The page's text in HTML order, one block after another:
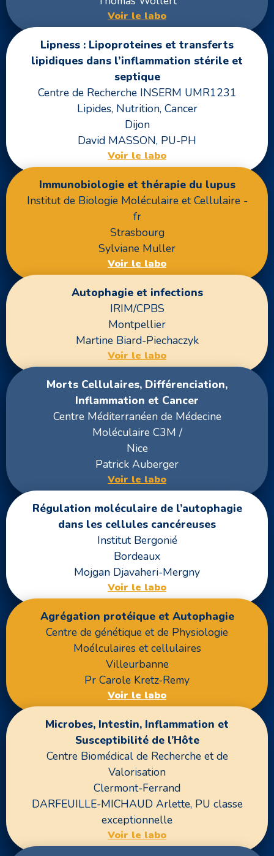
Voir le labo
Lipness : Lipoproteines et transferts
lipidiques dans l’inflammation stérile et
septique
Centre de Recherche INSERM UMR1231
Lipides, Nutrition, Cancer
Dijon
David MASSON, PU-PH
Voir le labo
Immunobiologie et thérapie du lupus
Institut de Biologie Moléculaire et Cellulaire -
fr
Strasbourg
Sylviane Muller
Voir le labo
Autophagie et infections
IRIM/CPBS
Montpellier
Martine Biard-Piechaczyk
Voir le labo
Morts Cellulaires, Différenciation,
Inflammation et Cancer
Centre Méditerranéen de Médecine
Moléculaire C3M /
Nice
Patrick Auberger
Voir le labo
Régulation moléculaire de l’autophagie
dans les cellules cancéreuses
Institut Bergonié
Bordeaux
Mojgan Djavaheri-Mergny
Voir le labo
Agrégation protéique et Autophagie
Centre de génétique et de Physiologie
Moélculaires et cellulaires
Villeurbanne
Pr Carole Kretz-Remy
Voir le labo
Microbes, Intestin, Inflammation et
Susceptibilité de l’Hôte
Centre Biomédical de Recherche et de
Valorisation
Clermont-Ferrand
DARFEUILLE-MICHAUD Arlette, PU classe
exceptionnelle
Voir le labo